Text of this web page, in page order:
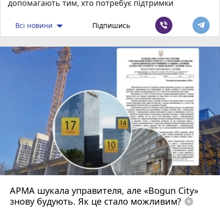
допомагають тим, хто потребує підтримки
Всі новини Підпишись
АРМА шукала управителя, але «Bogun City»
знову будують. Як це стало можливим? play_circle_filled